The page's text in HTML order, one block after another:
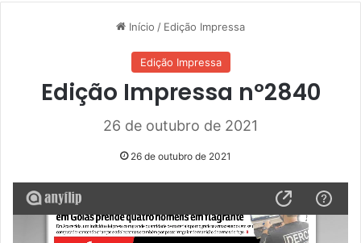
Início / Edição Impressa
Edição Impressa
Edição Impressa nº2840
26 de outubro de 2021
26 de outubro de 2021